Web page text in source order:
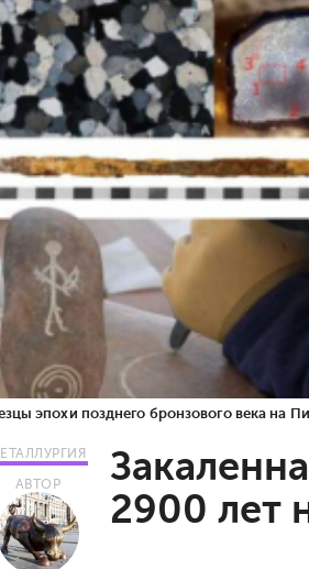
эпохи позднего бронзового века на
АВТОР
2900 лет